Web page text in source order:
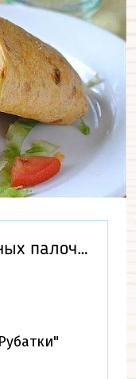
"Шаурма" из куриных палочек